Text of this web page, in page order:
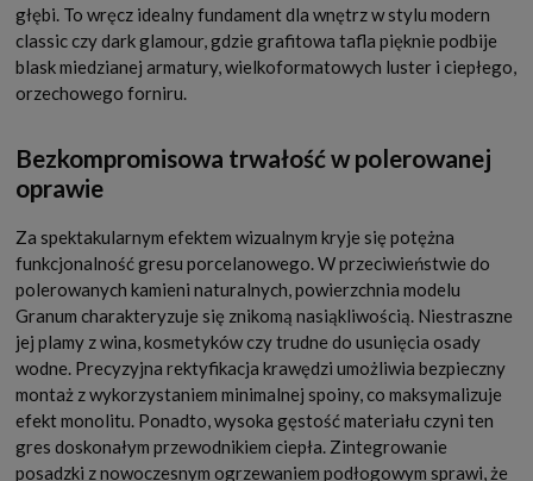
głębi. To wręcz idealny fundament dla wnętrz w stylu modern
classic czy dark glamour, gdzie grafitowa tafla pięknie podbije
blask miedzianej armatury, wielkoformatowych luster i ciepłego,
orzechowego forniru.
Bezkompromisowa trwałość w polerowanej
oprawie
Za spektakularnym efektem wizualnym kryje się potężna
funkcjonalność gresu porcelanowego. W przeciwieństwie do
polerowanych kamieni naturalnych, powierzchnia modelu
Granum charakteryzuje się znikomą nasiąkliwością. Niestraszne
jej plamy z wina, kosmetyków czy trudne do usunięcia osady
wodne. Precyzyjna rektyfikacja krawędzi umożliwia bezpieczny
montaż z wykorzystaniem minimalnej spoiny, co maksymalizuje
efekt monolitu. Ponadto, wysoka gęstość materiału czyni ten
gres doskonałym przewodnikiem ciepła. Zintegrowanie
posadzki z nowoczesnym ogrzewaniem podłogowym sprawi, że